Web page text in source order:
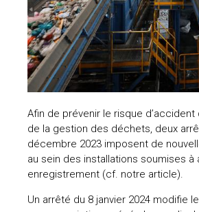
Afin de prévenir le risque
de la gestion des déchets, deux
décembre 2023 imposent de
au sein des installations soumises à
enregistrement (cf. notre article).
Un arrêté du 8 janvier 2024 modifie